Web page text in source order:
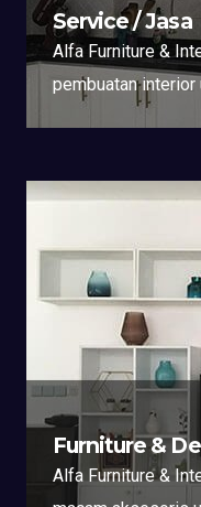
Service / Jasa
Alfa Furniture &
pembuatan interior
Furniture &
Alfa Furniture &